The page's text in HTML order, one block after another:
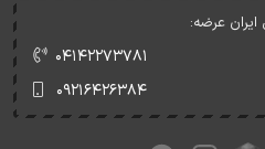
ایران عرضه:
۰۴۱۴۲۲۷۳۷۸۱
۰۹۲۱۶۴۲۶۳۸۴